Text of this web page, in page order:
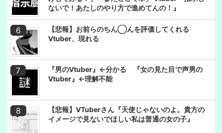
ないで！あたしのやり方で進めてんの！』
【悲報】お前らのちん◯んを評価してくれる
Vtuber、現れる
『男のVtuber』←分かる 『女の見た目で声男の
Vtuber』←理解不能
【悲報】VTuberさん『天使じゃないのよ。貴方の
イメージで見ないでほしい私は普通の女の子』